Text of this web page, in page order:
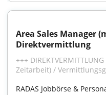
Area Sales Manager
Direktvermittlung
+++
Zeitarbeit) /
RADAS Jobbörse &